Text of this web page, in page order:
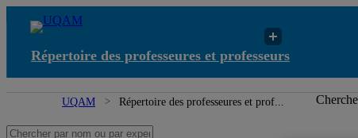
Répertoire des professeures et professeurs
UQAM Répertoire des professeures et prof...